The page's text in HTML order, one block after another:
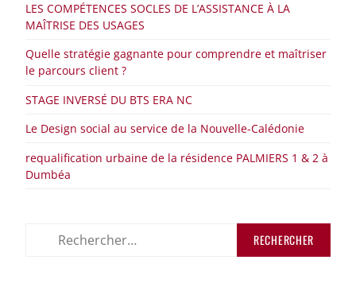
LES COMPÉTENCES SOCLES DE L’ASSISTANCE À LA
MAÎTRISE DES USAGES
Quelle stratégie gagnante pour comprendre et maîtriser
le parcours client ?
STAGE INVERSÉ DU BTS ERA NC
Le Design social au service de la Nouvelle-Calédonie
requalification urbaine de la résidence PALMIERS 1 & 2 à
Dumbéa
Rechercher :